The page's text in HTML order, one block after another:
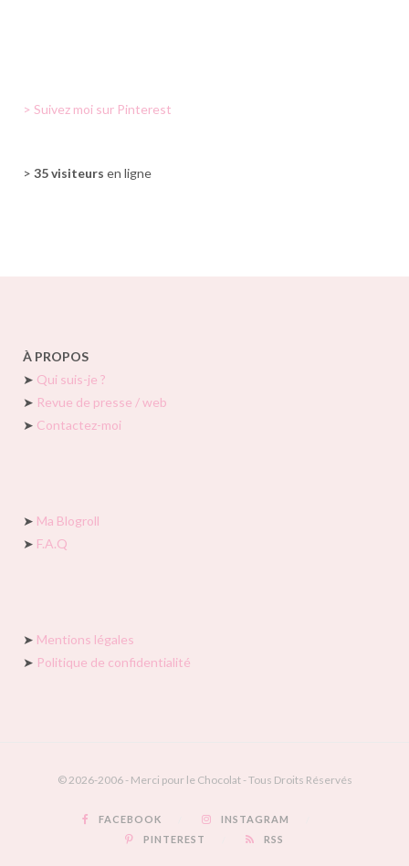
> Suivez moi sur Pinterest
> 35 visiteurs en ligne
À PROPOS
➤ Qui suis-je ?
➤ Revue de presse / web
➤ Contactez-moi
➤ Ma Blogroll
➤ F.A.Q
➤ Mentions légales
➤ Politique de confidentialité
© 2026-2006 - Merci pour le Chocolat - Tous Droits Réservés
FACEBOOK
INSTAGRAM
PINTEREST
RSS